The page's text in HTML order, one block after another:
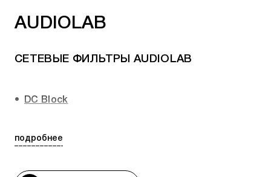
AUDIOLAB
СЕТЕВЫЕ ФИЛЬТРЫ AUDIOLAB
DC Block
подробнее